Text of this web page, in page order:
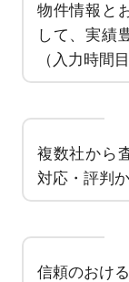
物件情報と
して、実績
（入力時間
複数社から
対応・評判
信頼のおけ